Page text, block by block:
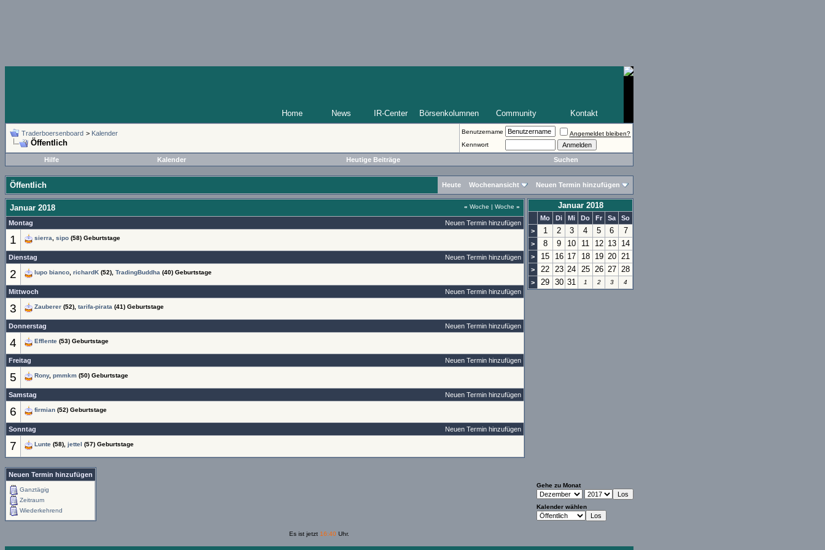
Home News IR-Center Börsenkolumnen Community Kontakt
Traderboersenboard > Kalender
Öffentlich
Benutzername
Angemeldet bleiben?
Kennwort
Hilfe Kalender Heutige Beiträge Suchen
Öffentlich Heute Wochenansicht Neuen Termin hinzufügen
« Woche | Woche »
Januar 2018
Neuen Termin hinzufügen
Montag
1 sierra sipo (58) Geburtstage
Neuen Termin hinzufügen
Dienstag
2 lupo bianco richardK (52), TradingBuddha (40) Geburtstage
Neuen Termin hinzufügen
Mittwoch
3 Zauberer (52), tarifa-pirata (41) Geburtstage
Neuen Termin hinzufügen
Donnerstag
4 Efflente (53) Geburtstage
Neuen Termin hinzufügen
Freitag
5 Rony, pmmkm (50) Geburtstage
Neuen Termin hinzufügen
Samstag
6 firmian (52) Geburtstage
Neuen Termin hinzufügen
Sonntag
7 Lunte (58), jettel (57) Geburtstage
Januar 2018
Mo Di Mi Do Fr Sa
So
>
1 2 3 4 5 6 7
> 8 9 10 11 12 13 14
> 15 16 17 18 19 20 21
> 22 23 24 25 26 27 28
> 29 30 31 1 2 3 4
Neuen Termin hinzufügen
Ganztägig
Zeitraum
Wiederkehrend
Gehe zu Monat
Kalender wählen
Es ist jetzt 16:40 Uhr.